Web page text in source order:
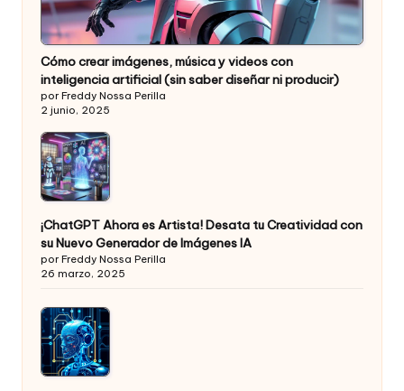
Cómo crear imágenes, música y videos con
inteligencia artificial (sin saber diseñar ni producir)
por Freddy Nossa Perilla
2 junio, 2025
¡ChatGPT Ahora es Artista! Desata tu Creatividad con
su Nuevo Generador de Imágenes IA
por Freddy Nossa Perilla
26 marzo, 2025